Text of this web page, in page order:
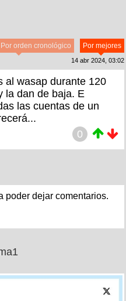
Por mejores
Por orden cronológico
14 abr 2024, 03:02
al wasap durante 120
la dan de baja. E
las cuentas de un
0
poder dejar comentarios.